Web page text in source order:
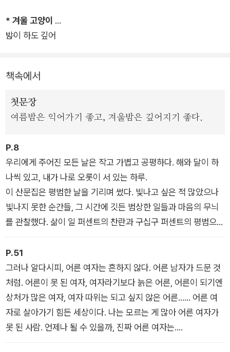
계절에만 포착되는 풍경과 소리, 맛과 감정들이 읽는 이의 감각을
활짝 열게 한다. 또한 순환하는 계절이 소환하는 과거의 기억과
로 밀려온다.
"우리에게 주어진 모든 날은 작고 가볍고 공평하다. 해와 달이 하
* 겨울 고양이
밤이 하도 깊어
책속에서
첫문장
여름밤은 익어가기 좋고, 겨울밤은 깊어지기 좋다.
P.8
우리에게 주어진 모든 날은 작고 가볍고 공평하다. 해와 달이 하
나씩 있고, 내가 나로 오롯이 서 있는 하루.
이 산문집은 평범한 날을 기리며 썼다. 빛나고 싶은 적 많았으나
빛나지 못한 순간들, 그 시간에 깃든 범상한 일들과 마음의 무늬
를 관찰했다. 삶이 일 퍼센트의 찬란과 구십구 퍼센트의 평범으로
이루어진 거라면, 나는 구십구 퍼센트의 평범을 사랑하기로 했다.
_ 「서문―모월모일, 모과」에서
P.51
그러나 알다시피, 어른 여자는 흔하지 않다. 어른 남자가 드문 것
처럼. 어른이 못 된 여자, 여자라기보다 늙은 어른, 어른이 되기엔
상처가 많은 여자, 여자 따위는 되고 싶지 않은 어른…… 어른 여
자로 살아가기 힘든 세상이다. 나는 모르는 게 많아 어른 여자가
못 된 사람. 언제나 될 수 있을까, 진짜 어른 여자는.
_ 「어른 여자를 보면―김언희 시인께」에서